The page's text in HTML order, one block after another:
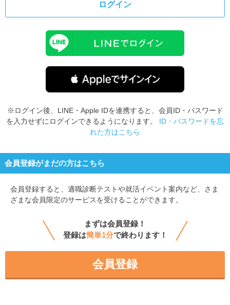
ログイン
※ログイン後、LINE・Apple IDを連携すると、会員ID・パスワード
を入力せずにログインできるようになります。 ID・パスワードを忘
れた方はこちら
会員登録がまだの方はこちら
会員登録すると、 適職診断テストや就活イベント案内など、さま
ざまな会員限定のサービスを受けることができます。
まずは会員登録！
登録は簡単1分で終わります！
会員登録